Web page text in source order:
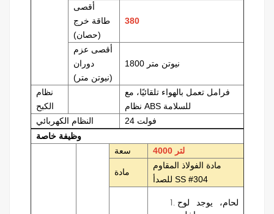
أقصى
طاقة خرج
(حصان)
380
أقصى عزم
دوران
(نيوتن متر)
1800 نيوتن متر
نظام
الكبح
فرامل تعمل بالهواء تلقائيًا، مع
نظام ABS للسلامة
النظام الكهربائي
24 فولت
وظيفة خاصة
سعة
4000 لتر
مادة
مادة الفولاذ المقاوم
للصدأ SS #304
لحام، يوجد لوح